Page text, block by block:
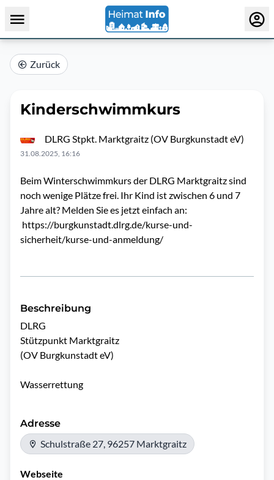
Zurück
Kinderschwimmkurs
DLRG Stpkt. Marktgraitz (OV Burgkunstadt eV)
31.08.2025, 16:16
Beim Winterschwimmkurs der DLRG Marktgraitz sind
noch wenige Plätze frei. Ihr Kind ist zwischen 6 und 7
Jahre alt? Melden Sie es jetzt einfach an:
https://burgkunstadt.dlrg.de/kurse-und-
sicherheit/kurse-und-anmeldung/
Beschreibung
DLRG
Stützpunkt Marktgraitz
(OV Burgkunstadt eV)
Wasserrettung
Adresse
Schulstraße 27, 96257 Marktgraitz
Webseite